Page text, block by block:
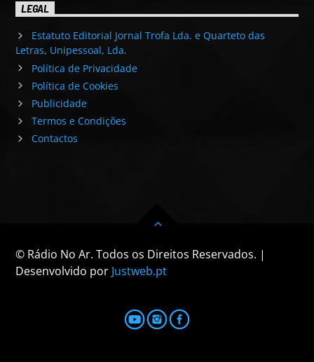
LEGAL
Estatuto Editorial Jornal Trofa Lda. e Quarteto das
Letras, Unipessoal, Lda.
Política de Privacidade
Política de Cookies
Publicidade
Termos e Condições
Contactos
© Rádio No Ar. Todos os Direitos Reservados. |
Desenvolvido por Justweb.pt